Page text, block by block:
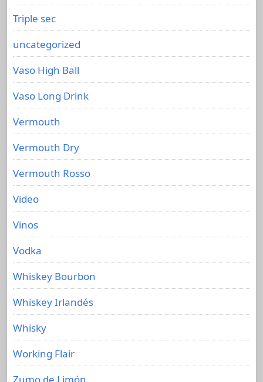
Triple sec
uncategorized
Vaso High Ball
Vaso Long Drink
Vermouth
Vermouth Dry
Vermouth Rosso
Video
Vinos
Vodka
Whiskey Bourbon
Whiskey Irlandés
Whisky
Working Flair